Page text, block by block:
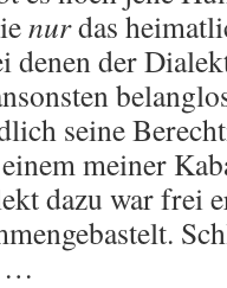
nurdas
denen der
seine
meiner
dazu war frei
…